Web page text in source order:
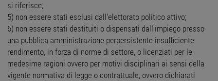
si riferisce;
5) non essere stati esclusi dall'elettorato politico attivo;
6) non essere stati destituiti o dispensati dall'impiego presso
una pubblica amministrazione perpersistente insufficiente
rendimento, in forza di norme di settore, o licenziati per le
medesime ragioni ovvero per motivi disciplinari ai sensi della
vigente normativa di legge o contrattuale, ovvero dichiarati